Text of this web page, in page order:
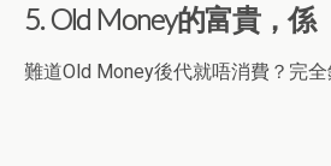
5. Old Money的富貴，係
難道Old Money後代就唔消費？完全